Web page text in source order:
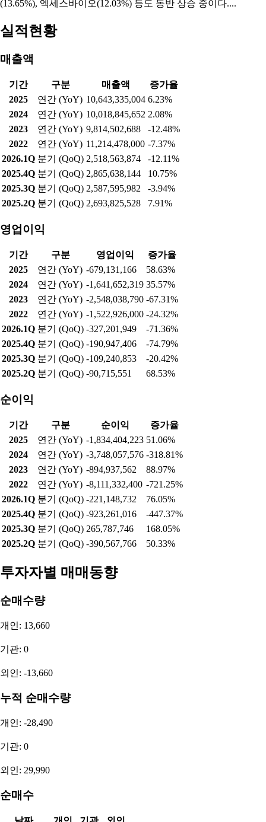
(13.65%), 엑세스바이오(12.03%) 등도 동반 상승 중이다....
실적현황
매출액
기간 구분 매출액
증가율
2025
연간 (YoY) 10,643,335,004 6.23%
2024
연간 (YoY) 10,018,845,652 2.08%
2023
연간 (YoY) 9,814,502,688
-12.48%
2022
연간 (YoY) 11,214,478,000 -7.37%
2026.1Q 분기 (QoQ) 2,518,563,874
-12.11%
2025.4Q 분기 (QoQ) 2,865,638,144
10.75%
2025.3Q 분기 (QoQ) 2,587,595,982
-3.94%
2025.2Q 분기 (QoQ) 2,693,825,528 7.91%
영업이익
기간 구분 영업이익
증가율
2025
연간 (YoY) -679,131,166
58.63%
2024
연간 (YoY) -1,641,652,319 35.57%
2023
연간 (YoY) -2,548,038,790 -67.31%
2022
연간 (YoY) -1,522,926,000 -24.32%
2026.1Q 분기 (QoQ) -327,201,949
-71.36%
2025.4Q 분기 (QoQ) -190,947,406
-74.79%
2025.3Q 분기 (QoQ) -109,240,853
-20.42%
2025.2Q 분기 (QoQ) -90,715,551 68.53%
순이익
기간 구분 순이익
증가율
2025
연간 (YoY) -1,834,404,223 51.06%
2024
연간 (YoY) -3,748,057,576 -318.81%
2023
연간 (YoY) -894,937,562
88.97%
2022
연간 (YoY) -8,111,332,400 -721.25%
2026.1Q 분기 (QoQ) -221,148,732
76.05%
2025.4Q 분기 (QoQ) -923,261,016
-447.37%
2025.3Q 분기 (QoQ) 265,787,746
168.05%
2025.2Q 분기 (QoQ) -390,567,766 50.33%
투자자별 매매동향
순매수량
개인: 13,660
기관: 0
외인: -13,660
누적 순매수량
개인: -28,490
기관: 0
외인: 29,990
순매수